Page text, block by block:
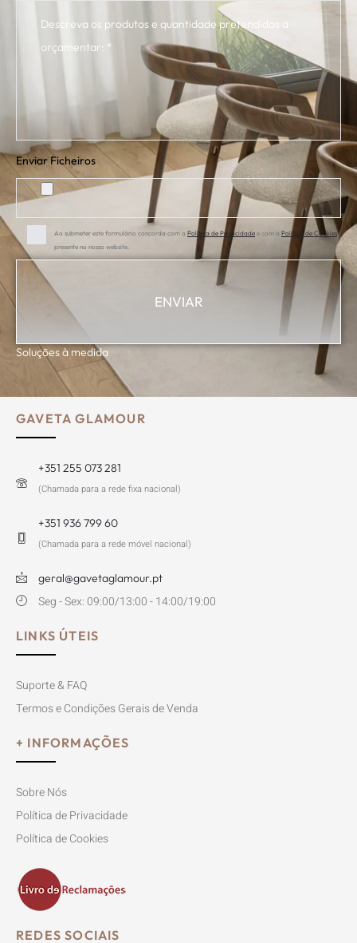
Enviar Ficheiros
Ao submeter este formulário concorda com a Política de Privacidade e com a Política de Cookies
presente no nosso website.
Soluções à medida
GAVETA GLAMOUR
+351 255 073 281
(Chamada para a rede fixa nacional)
+351 936 799 60
(Chamada para a rede móvel nacional)
geral@gavetaglamour.pt
Seg - Sex: 09:00/13:00 - 14:00/19:00
LINKS ÚTEIS
Suporte & FAQ
Termos e Condições Gerais de Venda
+ INFORMAÇÕES
Sobre Nós
Política de Privacidade
Política de Cookies
REDES SOCIAIS